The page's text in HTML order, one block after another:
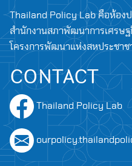
Thailand Policy Lab คือห้อง
สำนักงานสภาพัฒนาการเศรษ
โครงการพัฒนาแห่งสหประชา
CONTACT
Thailand Policy Lab